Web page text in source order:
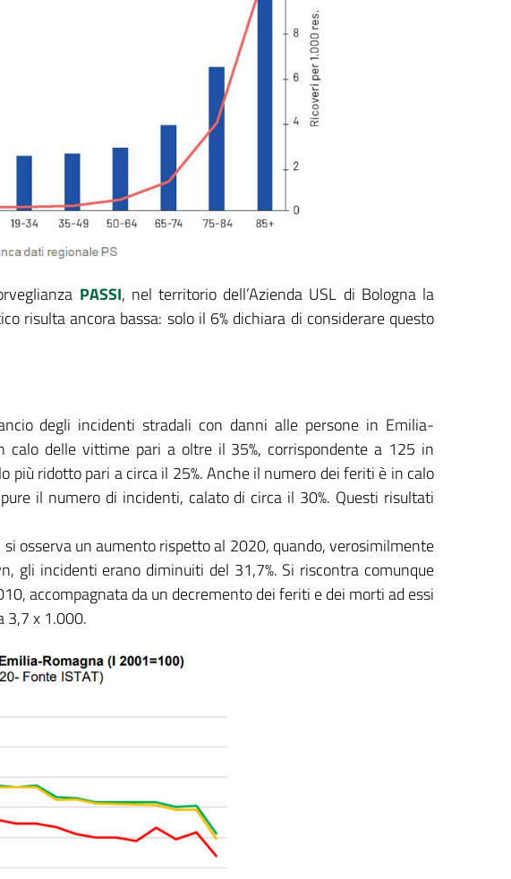
PASSI, nel territorio dell’Azienda USL di Bologna la
risulta ancora bassa: solo il 6% dichiara di considerare questo
degli incidenti stradali con danni alle persone in Emilia-
delle vittime pari a oltre il 35%, corrispondente a 125 in
più ridotto pari a circa il 25%. Anche il numero dei feriti è in calo
il numero di incidenti, calato di circa il 30%. Questi risultati
osserva un aumento rispetto al 2020, quando, verosimilmente
gli incidenti erano diminuiti del 31,7%. Si riscontra comunque
accompagnata da un decremento dei feriti e dei morti ad essi
3,7 x 1.000.